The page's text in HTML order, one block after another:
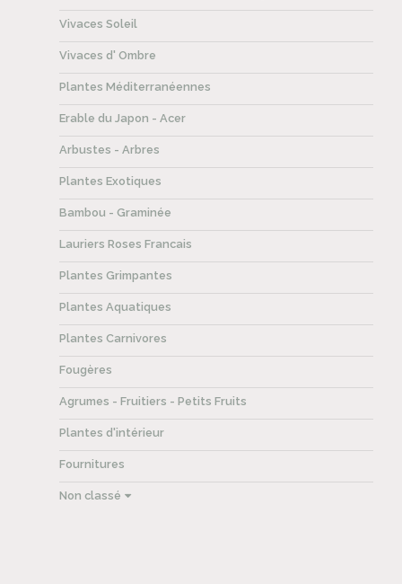
Vivaces Soleil
Vivaces d' Ombre
Plantes Méditerranéennes
Erable du Japon - Acer
Arbustes - Arbres
Plantes Exotiques
Bambou - Graminée
Lauriers Roses Francais
Plantes Grimpantes
Plantes Aquatiques
Plantes Carnivores
Fougères
Agrumes - Fruitiers - Petits Fruits
Plantes d'intérieur
Fournitures
Non classé